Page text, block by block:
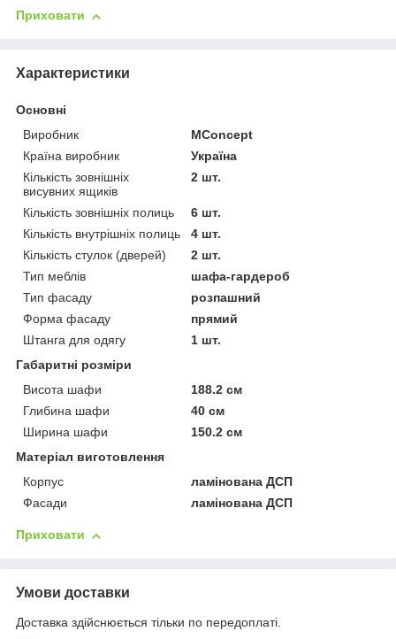
Приховати
Характеристики
Основні
Виробник
MConcept
Країна виробник
Україна
Кількість зовнішніх
висувних ящиків
2 шт.
Кількість зовнішніх полиць
6 шт.
Кількість внутрішніх полиць
4 шт.
Кількість стулок (дверей)
2 шт.
Тип меблів
шафа-гардероб
Тип фасаду
розпашний
Форма фасаду
прямий
Штанга для одягу
1 шт.
Габаритні розміри
Висота шафи
188.2 см
Глибина шафи
40 см
Ширина шафи
150.2 см
Матеріал виготовлення
Корпус
ламінована ДСП
Фасади
ламінована ДСП
Приховати
Умови доставки
Доставка здійснюється тільки по передоплаті.